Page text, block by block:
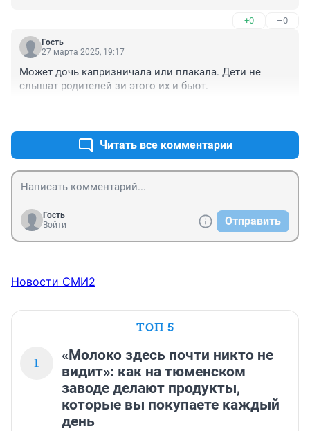
+0 –0
Гость
27 марта 2025, 19:17
Может дочь капризничала или плакала. Дети не
слышат родителей зи этого их и бьют.
Читать все комментарии
Гость
Войти
Отправить
Новости СМИ2
ТОП 5
1
«Молоко здесь почти никто не
видит»: как на тюменском
заводе делают продукты,
которые вы покупаете каждый
день